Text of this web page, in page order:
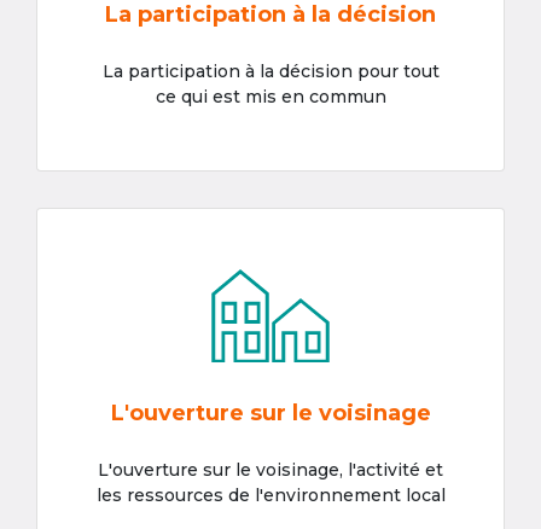
La participation à la décision
La participation à la décision pour tout
ce qui est mis en commun
L'ouverture sur le voisinage
L'ouverture sur le voisinage, l'activité et
les ressources de l'environnement local